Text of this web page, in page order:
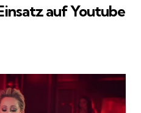
auf Youtube